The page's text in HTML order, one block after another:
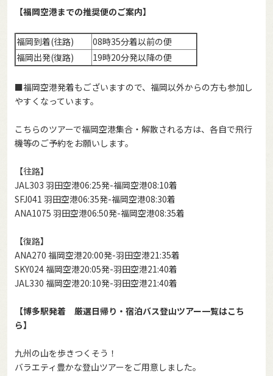
【福岡空港までの推奨便のご案内】
福岡到着(往路)
08時35分着以前の便
福岡出発(復路)
19時20分発以降の便
■福岡空港発着もございますので、福岡以外からの方も参加し
やすくなっています。
こちらのツアーで福岡空港集合・解散される方は、各自で飛行
機等のご予約をお願いします。
【往路】
JAL303 羽田空港06:25発-福岡空港08:10着
SFJ041 羽田空港06:35発-福岡空港08:30着
ANA1075 羽田空港06:50発-福岡空港08:35着
【復路】
ANA270 福岡空港20:00発-羽田空港21:35着
SKY024 福岡空港20:05発-羽田空港21:40着
JAL330 福岡空港20:10発-羽田空港21:40着
【博多駅発着 厳選日帰り・宿泊バス登山ツアー一覧はこち
ら】
九州の山を歩きつくそう！
バラエティ豊かな登山ツアーをご用意しました。